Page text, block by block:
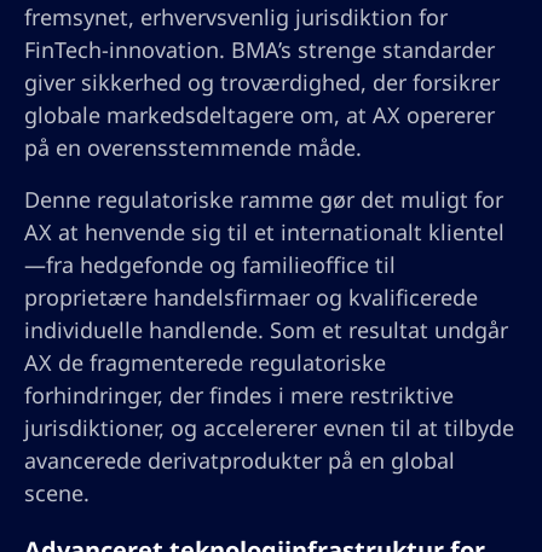
fremsynet, erhvervsvenlig jurisdiktion for
FinTech-innovation. BMA’s strenge standarder
giver sikkerhed og troværdighed, der forsikrer
globale markedsdeltagere om, at AX opererer
på en overensstemmende måde.
Denne regulatoriske ramme gør det muligt for
AX at henvende sig til et internationalt klientel
—fra hedgefonde og familieoffice til
proprietære handelsfirmaer og kvalificerede
individuelle handlende. Som et resultat undgår
AX de fragmenterede regulatoriske
forhindringer, der findes i mere restriktive
jurisdiktioner, og accelererer evnen til at tilbyde
avancerede derivatprodukter på en global
scene.